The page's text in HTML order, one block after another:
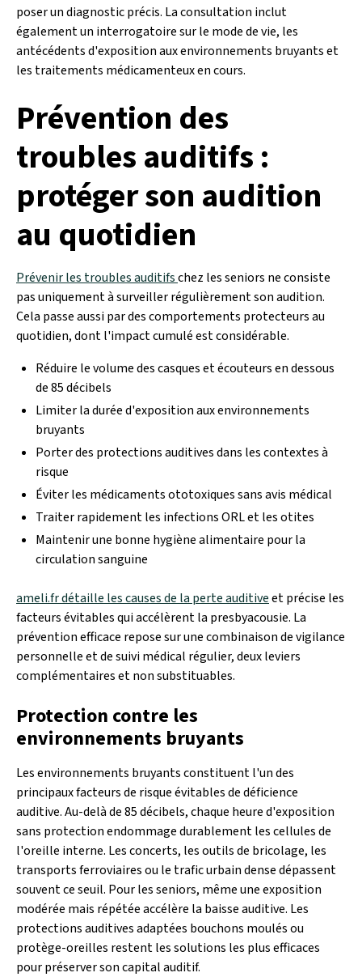
poser un diagnostic précis. La consultation inclut
également un interrogatoire sur le mode de vie, les
antécédents d'exposition aux environnements bruyants et
les traitements médicamenteux en cours.
Prévention des
troubles auditifs :
protéger son audition
au quotidien
Prévenir les troubles auditifschez les seniors ne consiste
pas uniquement à surveiller régulièrement son audition.
Cela passe aussi par des comportements protecteurs au
quotidien, dont l'impact cumulé est considérable.
Réduire le volume des casques et écouteurs en dessous
de 85 décibels
Limiter la durée d'exposition aux environnements
bruyants
Porter des protections auditives dans les contextes à
risque
Éviter les médicaments ototoxiques sans avis médical
Traiter rapidement les infections ORL et les otites
Maintenir une bonne hygiène alimentaire pour la
circulation sanguine
ameli.fr détaille les causes de la perte auditiveet précise les
facteurs évitables qui accélèrent la presbyacousie. La
prévention efficace repose sur une combinaison de vigilance
personnelle et de suivi médical régulier, deux leviers
complémentaires et non substituables.
Protection contre les
environnements bruyants
Les environnements bruyants constituent l'un des
principaux facteurs de risque évitables de déficience
auditive. Au-delà de 85 décibels, chaque heure d'exposition
sans protection endommage durablement les cellules de
l'oreille interne. Les concerts, les outils de bricolage, les
transports ferroviaires ou le trafic urbain dense dépassent
souvent ce seuil. Pour les seniors, même une exposition
modérée mais répétée accélère la baisse auditive. Les
protections auditives adaptées bouchons moulés ou
protège-oreilles restent les solutions les plus efficaces
pour préserver son capital auditif.